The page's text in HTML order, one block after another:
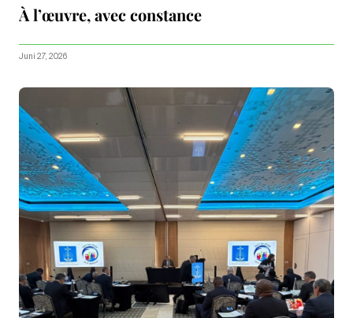
À l’œuvre, avec constance
Juni 27, 2026